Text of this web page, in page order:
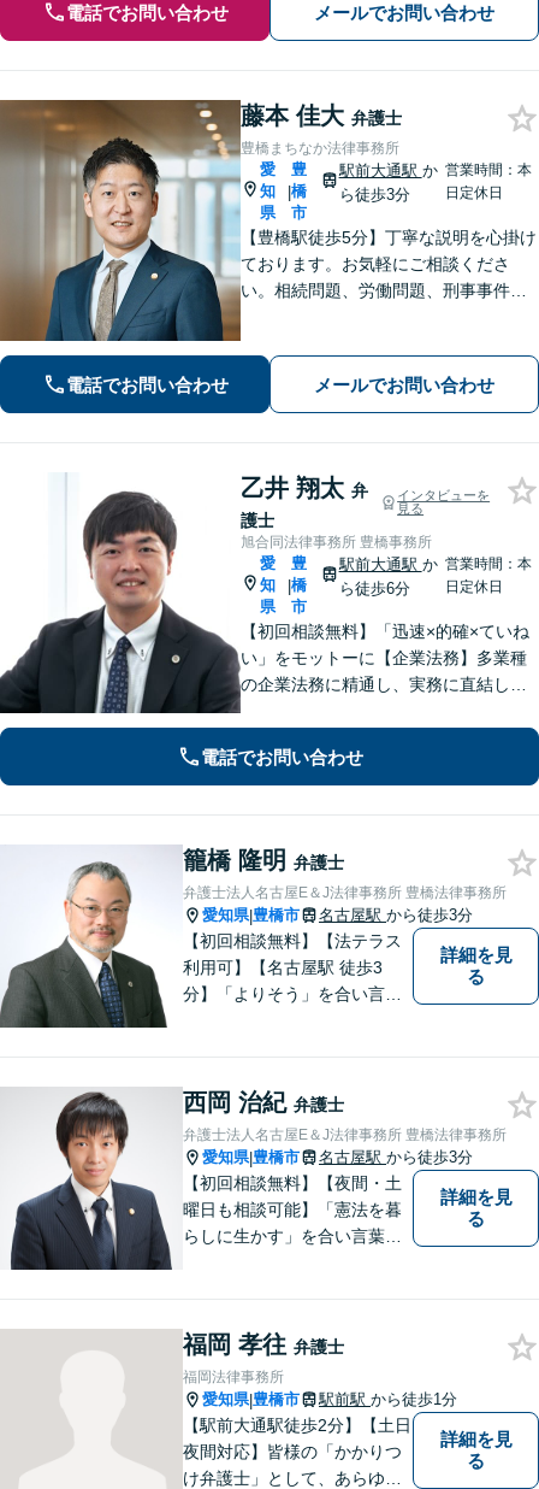
電話でお問い合わせ メールでお問い合わせ
藤本 佳大 弁護士
豊橋まちなか法律事務所
愛
知
県
|
豊
橋
市
駅前大通駅 か
ら徒歩3分
営業時間：本
日定休日
【豊橋駅徒歩5分】丁寧な説明を心掛け
ております。お気軽にご相談くださ
い。相続問題、労働問題、刑事事件そ
電話でお問い合わせ メールでお問い合わせ
乙井 翔太 弁
護士
インタビューを
見る
旭合同法律事務所 豊橋事務所
愛
知
県
|
豊
橋
市
駅前大通駅 か
ら徒歩6分
営業時間：本
日定休日
【初回相談無料】「迅速×的確×ていね
い」をモットーに【企業法務】多業種
の企業法務に精通し、実務に直結した
査、事業承継まで幅広く対応。【休
日・夜間対応OK】【豊橋駅10分】
電話でお問い合わせ
籠橋 隆明 弁護士
弁護士法人名古屋E＆J法律事務所 豊橋法律事務所
愛知県|豊橋市 名古屋駅 から徒歩3分
【初回相談無料】【法テラス
利用可】【名古屋駅 徒歩3
分】「よりそう」を合い言葉
応対をさせていただきます。
お気軽にご相談ください。
詳細を見
る
西岡 治紀 弁護士
弁護士法人名古屋E＆J法律事務所 豊橋法律事務所
愛知県|豊橋市 名古屋駅 から徒歩3分
【初回相談無料】【夜間・土
曜日も相談可能】「憲法を暮
らしに生かす」を合い言葉
がら、尽力させていただきま
すので、お気軽にお問い合わ
せ下さい。
詳細を見
る
福岡 孝往 弁護士
福岡法律事務所
愛知県|豊橋市 駅前駅 から徒歩1分
【駅前大通駅徒歩2分】【土日
夜間対応】皆様の「かかりつ
け弁護士」として、あらゆる
詳細を見
る